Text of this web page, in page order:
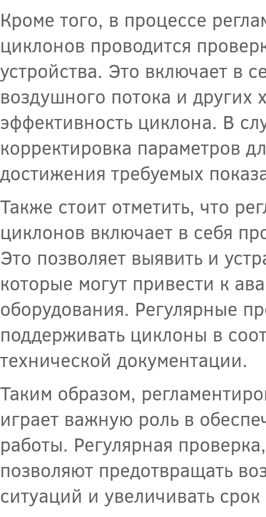
Кроме того, в процессе
циклонов проводится
устройства. Это включает в
воздушного потока и других
эффективность циклона. В
корректировка параметров
достижения требуемых
Также стоит отметить, что
циклонов включает в себя
Это позволяет выявить и
которые могут привести к
оборудования. Регулярные
поддерживать циклоны в
технической документации.
Таким образом,
играет важную роль в
работы. Регулярная
позволяют предотвращать
ситуаций и увеличивать